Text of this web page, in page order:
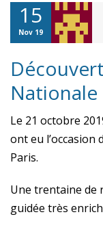
15
Nov 19
Nationale
Le 21 octobre
ont eu l’occasion
Paris.
Une trentaine de
guidée très